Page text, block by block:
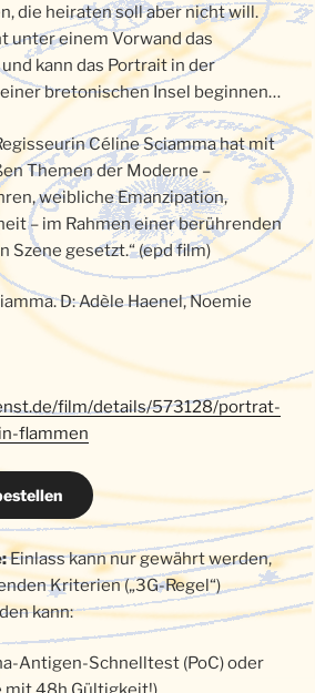
die heiraten soll aber nicht will.
unter einem Vorwand das
kann das Portrait in der
bretonischen Insel beginnen…
Céline Sciamma hat mit
Themen der Moderne –
weibliche Emanzipation,
– im Rahmen einer berührenden
Szene gesetzt.“ (epd film)
D: Adèle Haenel, Noemie
film/details/573128/portrat-
flammen
Einlass kann nur gewährt werden,
Kriterien („3G-Regel“)
kann:
Antigen-Schnelltest (PoC) oder